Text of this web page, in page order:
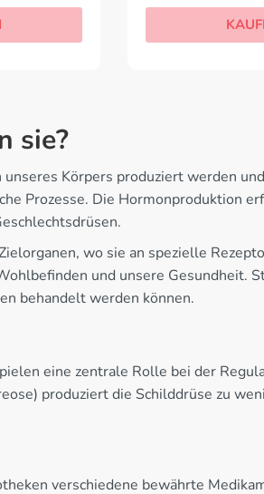
sie?
Körpers produziert werden
Prozesse. Die Hormonproduktion
wo sie an spezielle
und unsere Gesundheit.
behandelt werden können.
eine zentrale Rolle bei der
produziert die Schilddrüse zu
verschiedene bewährte